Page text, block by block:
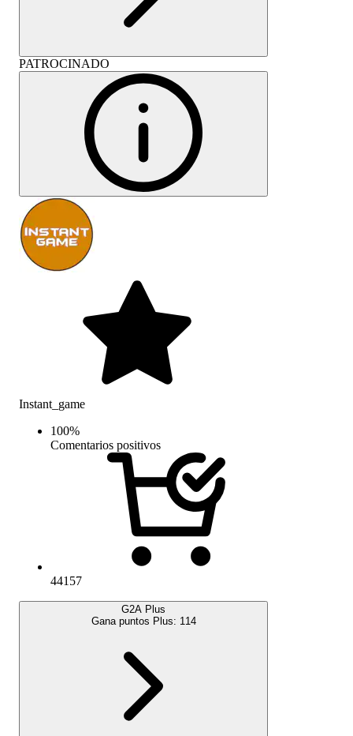
PATROCINADO
Instant_game
100%
Comentarios positivos
44157
G2A Plus
Gana puntos Plus: 114